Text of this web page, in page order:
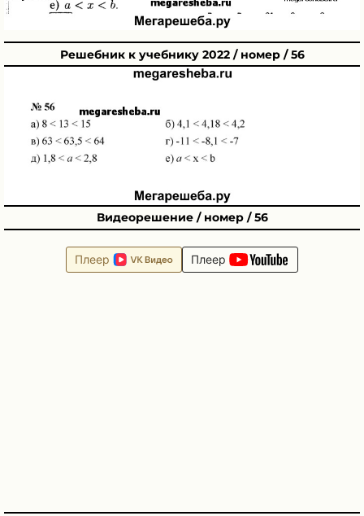
Решебник к учебнику 2022 / номер / 56
Видеорешение / номер / 56
Плеер Плеер